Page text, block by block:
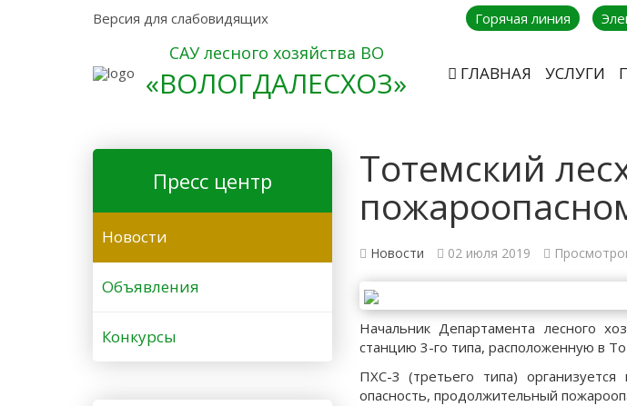
Версия для слабовидящих Горячая линия
САУ лесного хозяйства ВО
«ВОЛОГДАЛЕСХОЗ» ГЛАВНАЯ УСЛУГИ
Тотемский
Новости 02 июля 2019
Начальник Департамента лесного
станцию 3-го типа, расположенную в
ПХС-3 (третьего типа)
опасность, продолжительный
Пресс центр
Новости
Объявления
Конкурсы